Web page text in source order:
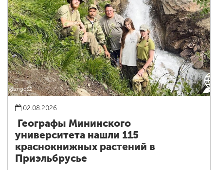
02.08.2026
Географы Мининского
университета нашли 115
краснокнижных растений в
Приэльбрусье